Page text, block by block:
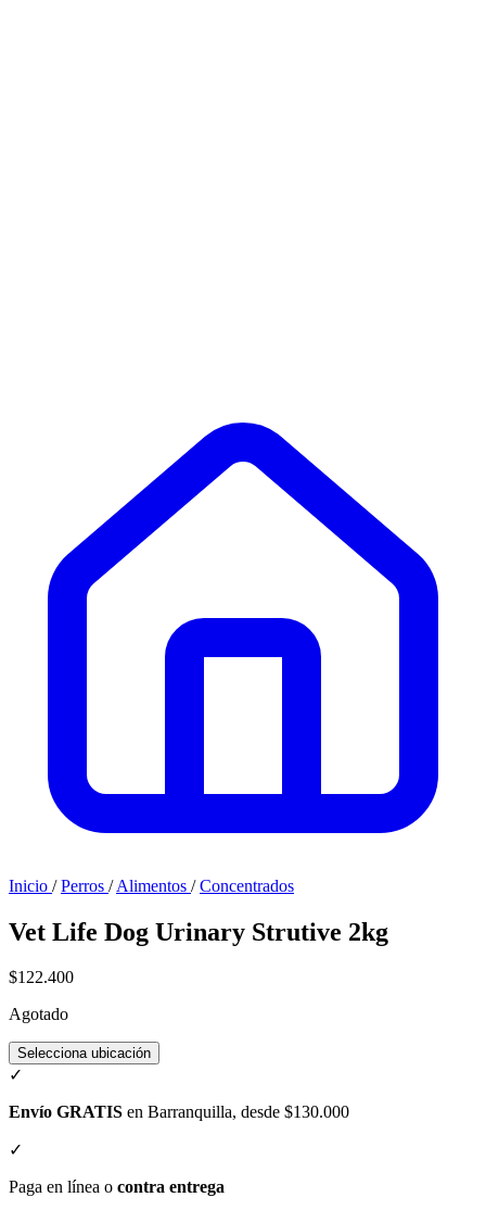
Inicio / Perros / Alimentos / Concentrados
Vet Life Dog Urinary Strutive 2kg
$122.400
Agotado
Selecciona ubicación
✓
Envío GRATIS en Barranquilla, desde $130.000
✓
Paga en línea o contra entrega